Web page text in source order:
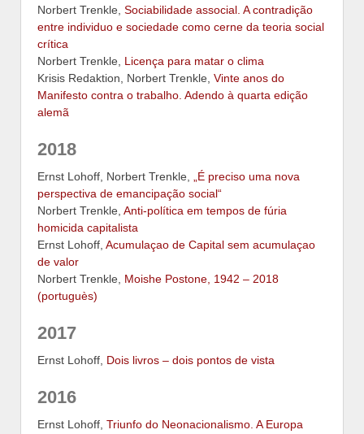
Norbert Trenkle, Sociabilidade associal. A contradição
entre individuo e sociedade como cerne da teoria social
crítica
Norbert Trenkle, Licença para matar o clima
Krisis Redaktion, Norbert Trenkle, Vinte anos do
Manifesto contra o trabalho. Adendo à quarta edição
alemã
2018
Ernst Lohoff, Norbert Trenkle, „É preciso uma nova
perspectiva de emancipação social“
Norbert Trenkle, Anti-política em tempos de fúria
homicida capitalista
Ernst Lohoff, Acumulaçao de Capital sem acumulaçao
de valor
Norbert Trenkle, Moishe Postone, 1942 – 2018
(portuguès)
2017
Ernst Lohoff, Dois livros – dois pontos de vista
2016
Ernst Lohoff, Triunfo do Neonacionalismo. A Europa